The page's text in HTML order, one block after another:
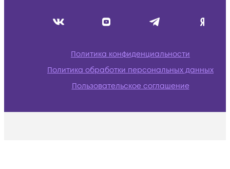
Политика конфиденциальности
Политика обработки персональных данных
Пользовательское соглашение